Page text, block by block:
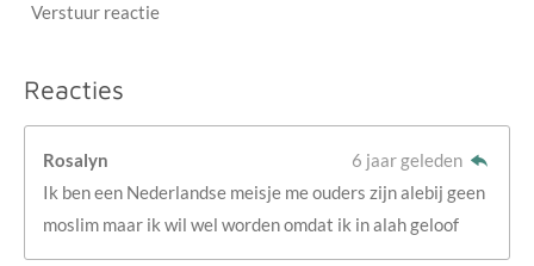
Verstuur reactie
Reacties
Rosalyn
6 jaar geleden
Ik ben een Nederlandse meisje me ouders zijn alebij geen
moslim maar ik wil wel worden omdat ik in alah geloof